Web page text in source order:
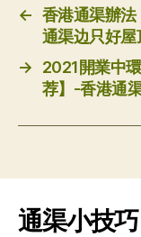
← 香港通渠辦
通渠边只好屋
→
2021開業中
荐】-香港通
通渠小技巧